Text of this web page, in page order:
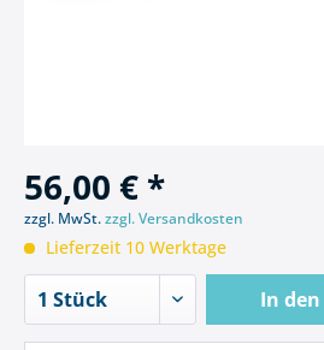
56,00 € *
zzgl. MwSt.zzgl. Versandkosten
Lieferzeit 10 Werktage
In den